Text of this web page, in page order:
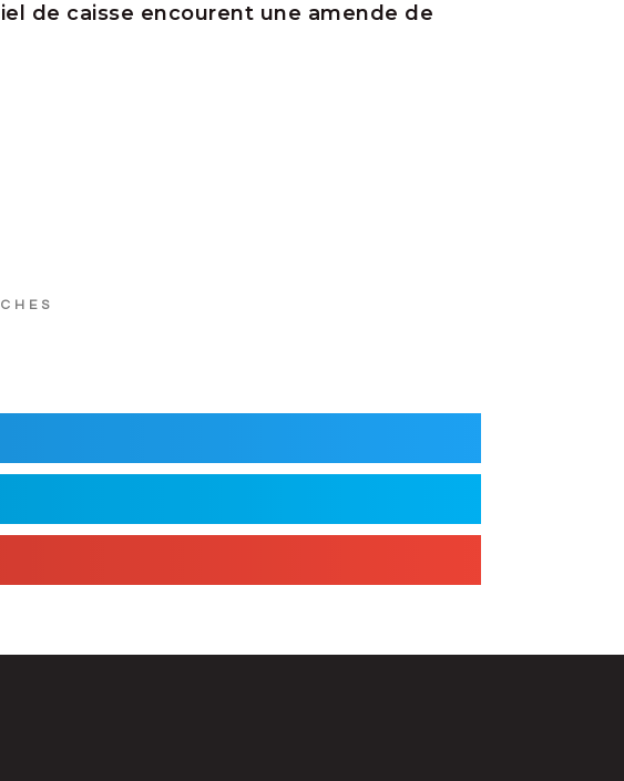
de caisse encourent une amende de